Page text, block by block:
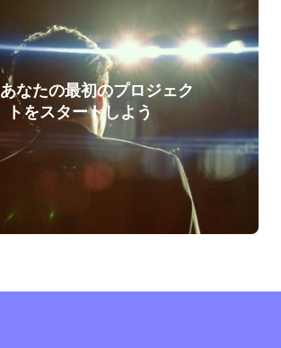
あなたの最初のプロジェク
トをスタートしよう